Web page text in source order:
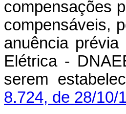
compensações
compensáveis,
anuência
Elétrica -
serem
8.724, de 28/10/